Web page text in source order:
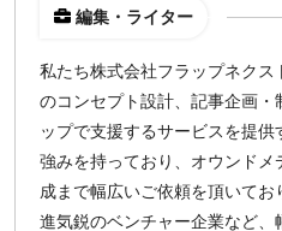
編集・ライター
私たち株式会社フラップネク
のコンセプト設計、記事企画・
ップで支援するサービスを提
強みを持っており、オウンド
成まで幅広いご依頼を頂いて
進気鋭のベンチャー企業など、